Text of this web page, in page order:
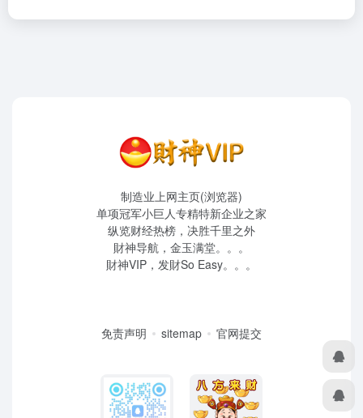
制造业上网主页(浏览器)
单项冠军小巨人专精特新企业之家
纵览财经热榜，决胜千里之外
財神导航，金玉满堂。。。
財神VIP，发財So Easy。。。
免责声明 sitemap 官网提交